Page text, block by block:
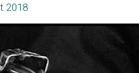
2018